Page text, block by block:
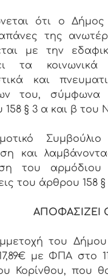
ότι ο
της
με την
τα
και
του, σύμφωνα
§ 3 α και β του
και
του αρμόδιου
του άρθρου 158
του
με ΦΠΑ στο
Κορίνθου, που